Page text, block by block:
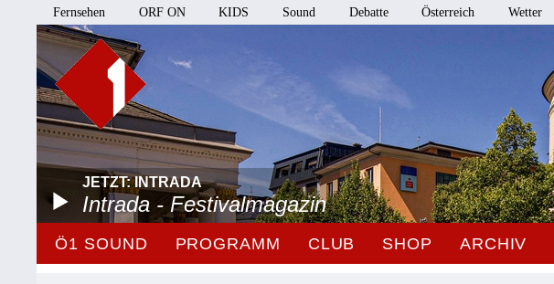
Fernsehen ORF ON KIDS Sound Debatte Österreich Wetter
JETZT: INTRADA
Intrada - Festivalmagazin
Ö1 SOUND PROGRAMM CLUB SHOP ARCHIV